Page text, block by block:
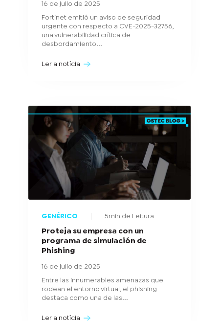
16 de julio de 2025
Fortinet emitió un aviso de seguridad
urgente con respecto a CVE-2025-32756,
una vulnerabilidad crítica de
desbordamiento...
Ler a notícia
GENÉRICO 5min de Leitura
Proteja su empresa con un
programa de simulación de
Phishing
16 de julio de 2025
Entre las innumerables amenazas que
rodean el entorno virtual, el phishing
destaca como una de las...
Ler a notícia